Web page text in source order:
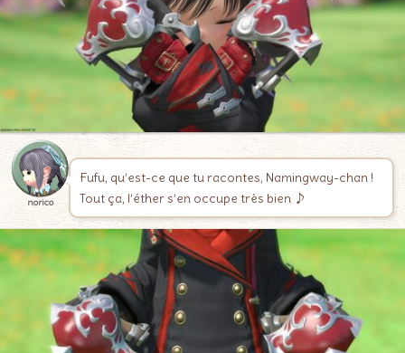
norico
Fufu, qu’est-ce que tu racontes, Namingway-chan !
Tout ça, l’éther s’en occupe très bien ♪